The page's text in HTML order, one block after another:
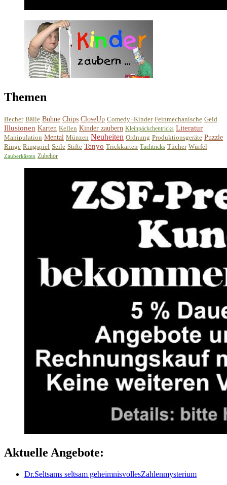
Themen
Becher Bälle Bühne Chips CloseUp Comedy+Kinder Feinmechanische Geld
Illusionen Karten Kellen Kinder zaubern Kleinpäckchentricks Literatur
Manipulation Mental Münzen Neuheiten Ordnung Produktionsgeräte Puzzle
Ringe Ringspiel Seile Stifte Tenyo Trickkarten Tuchtricks Tücher Würfel
Zauberkästen Zubehör
Aktuelle Angebote:
Dr.Seltsams seltsam geheimnisvollesZahlenmysterium